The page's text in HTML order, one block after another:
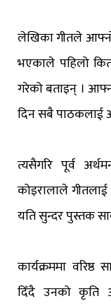
लेखिका गीतले
भएकाले पहिलो
गरेको बताइन् ।
दिन सबै पाठकलाई
त्यसैगरि पूर्व
कोइरालाले
यति सुन्दर पुस्तक
कार्यक्रममा
दिँदै उनको कृति